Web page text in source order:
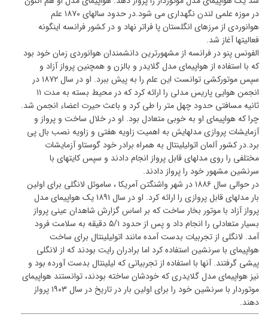
در موزه علمی لندن نگهداری می شود.در حدود سالهای ۱۸۷۰ علم
هوانوردی از مرزهای انگلستان پا فراتر نهاد و در کشور فرانسه اینگونه
فعالیتها آغاز شد.
الفونس پنو در فرانسه از مشهورترین دانشمندان هوانوردی زمان خود بود
که با استفاده از هواپیمای مدل گلایدر و بالزن و همچنین پرواز آزاد و
سپس موتورکشی توانست این علم را به پیش ببرد. او در سال ۱۸۷۲ در
انجمن هوایی پاریس مدلی را ارائه کرد که در محیط بسته به مدت ۱۱
ثانیه مسافتی حدود چهل متر را طی کرد و باعث حیرت اعضاء انجمن شد.
چرا که هواپیمای او به خوبی متعادل بود. او در خلال ساخت و پرواز و
آزمایشات پروازی مدلهایش به اهمیت زاویه هفتی و زاویه نصب بال پی
برد.در کشور آلمان اتولیلینتال به همراه برادر خود گوستاو آزمایشات
مختلفی را روی مدلهای قابل پرواز انجام دادند و سپس کایتهای با
سرنشین مشهور خود را پرواز دادند.
در حوالی سال ۱۸۸۶ در شهر واشنگتن آمریکا ، ساموئل لانگلی برای اولین
بار مدلهای قابل پروازی را ارائه کرد. او در سال ۱۸۹۱ یک هواپیمای مدل
پرواز آزاد با موتور بخار ساخت که بر اساس گزارش شاهدان عینی پرواز
بسیار متعادلی را انجام داد و پس از حدود ۵/۱ دقیقه به سلامت فرود
آمد. لانگلی از تجربیات بدست آمده مانند اتولیلینتال برای ساخت
هواپیمای با سرنشین استفاده کرد اما برادران رایت بودند که از لانگلی
پیشی گرفتند. آنها با استفاده از تجربیاتی که لیلینتال بدست آورده بود و
نیز هواپیمای مدل گلایدری که خودشان ساخته بودند، توانستند هواپیمای
موتوردار با سرنشین خود را برای اولین بار در تاریخ در سال ۱۹۰۳ پرواز
دهند.